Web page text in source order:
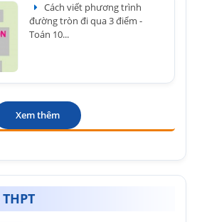
Cách viết phương trình
đường tròn đi qua 3 điểm -
Toán 10...
Xem thêm